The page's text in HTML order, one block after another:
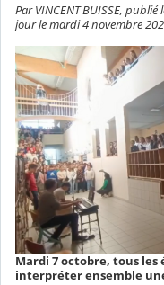
Par VINCENT BUISSE,
jour le mardi 4 novembre
Mardi 7 octobre, tous les
interpréter ensemble